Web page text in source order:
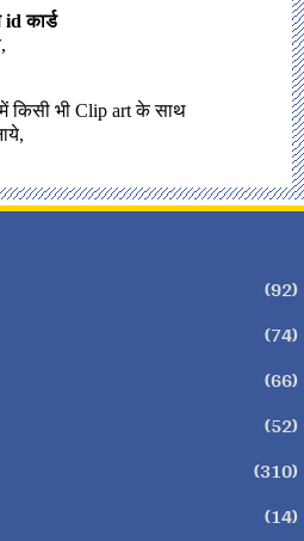
कार्ड
किसी भी Clip art के साथ
(92)
(74)
(66)
(52)
(310)
(14)